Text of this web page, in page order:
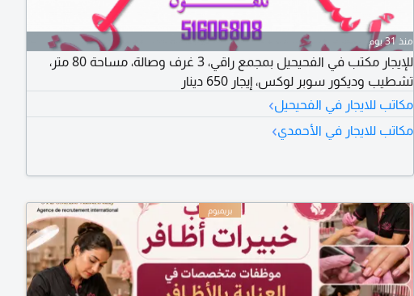
منذ 31 يوم
للإيجار مكتب في الفحيحيل بمجمع راقي، 3 غرف وصالة، مساحة 80 متر،
تشطيب وديكور سوبر لوكس، إيجار 650 دينار
مكاتب للايجار في الفحيحيل›
مكاتب للايجار في الأحمدي›